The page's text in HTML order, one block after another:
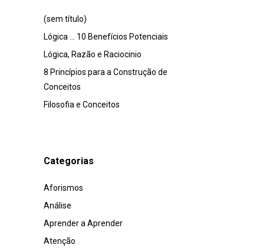
(sem título)
Lógica … 10 Benefícios Potenciais
Lógica, Razão e Raciocinio
8 Princípios para a Construção de
Conceitos
Filosofia e Conceitos
Categorias
Aforismos
Análise
Aprender a Aprender
Atenção